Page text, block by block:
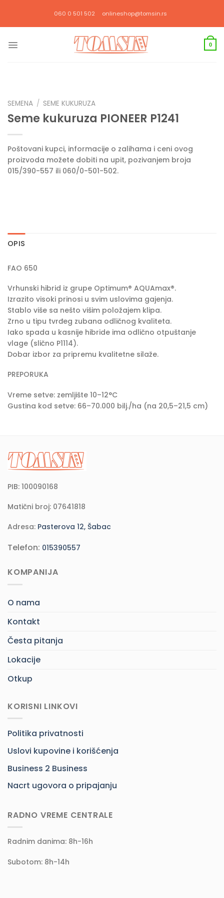
садржај
060 0 501 502 onlineshop@tomsin.rs
0
SEMENA / SEME KUKURUZA
Seme kukuruza PIONEER P1241
Poštovani kupci, informacije o zalihama i ceni ovog
proizvoda možete dobiti na upit, pozivanjem broja
015/390-557 ili 060/0-501-502.
OPIS
FAO 650
Vrhunski hibrid iz grupe Optimum® AQUAmax®.
Izrazito visoki prinosi u svim uslovima gajenja.
Stablo više sa nešto višim položajem klipa.
Zrno u tipu tvrđeg zubana odličnog kvaliteta.
Iako spada u kasnije hibride ima odlično otpuštanje
vlage (slično P1114).
Dobar izbor za pripremu kvalitetne silaže.
PREPORUKA
Vreme setve: zemljište 10–12°C
Gustina kod setve: 66–70.000 bilj./ha (na 20,5–21,5 cm)
PIB: 100090168
Matični broj: 07641818
Adresa: Pasterova 12, Šabac
Telefon: 015390557
KOMPANIJA
O nama
Kontakt
Česta pitanja
Lokacije
Otkup
KORISNI LINKOVI
Politika privatnosti
Uslovi kupovine i korišćenja
Business 2 Business
Nacrt ugovora o pripajanju
RADNO VREME CENTRALE
Radnim danima: 8h-16h
Subotom: 8h-14h